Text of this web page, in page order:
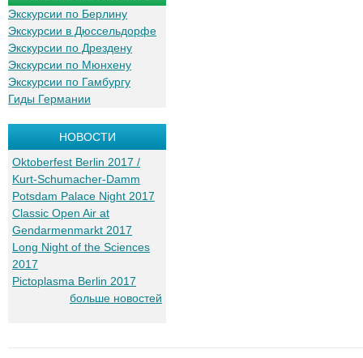
Экскурсии по Берлину
Экскурсии в Дюссельдорфе
Экскурсии по Дрездену
Экскурсии по Мюнхену
Экскурсии по Гамбургу
Гиды Германии
НОВОСТИ
Oktoberfest Berlin 2017 /
Kurt-Schumacher-Damm
Potsdam Palace Night 2017
Classic Open Air at
Gendarmenmarkt 2017
Long Night of the Sciences
2017
Pictoplasma Berlin 2017
больше новостей